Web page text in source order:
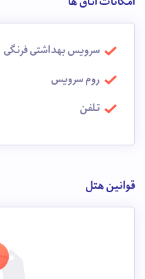
سرویس بهداشتی فرنگی
روم سرویس
تلفن
قوانین هتل